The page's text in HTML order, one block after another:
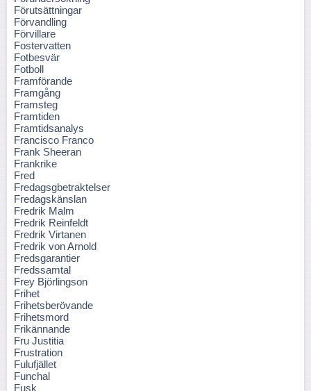
Förutsättningar
Förvandling
Förvillare
Fostervatten
Fotbesvär
Fotboll
Framförande
Framgång
Framsteg
Framtiden
Framtidsanalys
Francisco Franco
Frank Sheeran
Frankrike
Fred
Fredagsgbetraktelser
Fredagskänslan
Fredrik Malm
Fredrik Reinfeldt
Fredrik Virtanen
Fredrik von Arnold
Fredsgarantier
Fredssamtal
Frey Björlingson
Frihet
Frihetsberövande
Frihetsmord
Frikännande
Fru Justitia
Frustration
Fulufjället
Funchal
Fusk